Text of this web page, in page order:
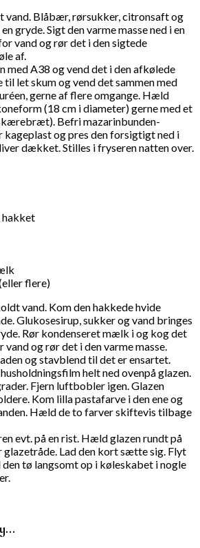
vand. Blåbær, rørsukker, citronsaft og
gryde. Sigt den varme masse ned i en
vand og rør det i den sigtede
af.
med A38 og vend det i den afkølede
let skum og vend det sammen med
gerne af flere omgange. Hæld
(18 cm i diameter) gerne med et
Befri mazarinbunden-
kageplast og pres den forsigtigt ned i
dækket. Stilles i fryseren natten over.
hakket
flere)
vand. Kom den hakkede hvide
Glukosesirup, sukker og vand bringes
Rør kondenseret mælk i og kog det
vand og rør det i den varme masse.
og stavblend til det er ensartet.
helt ned ovenpå glazen.
Fjern luftbobler igen. Glazen
Kom lilla pastafarve i den ene og
Hæld de to farver skiftevis tilbage
evt. på en rist. Hæld glazen rundt på
glazetråde. Lad den kort sætte sig. Flyt
den tø langsomt op i køleskabet i nogle